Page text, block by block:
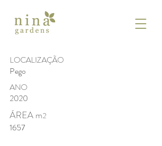
LOCALIZAÇÃO
Pego
ANO
2020
ÁREA m2
1657